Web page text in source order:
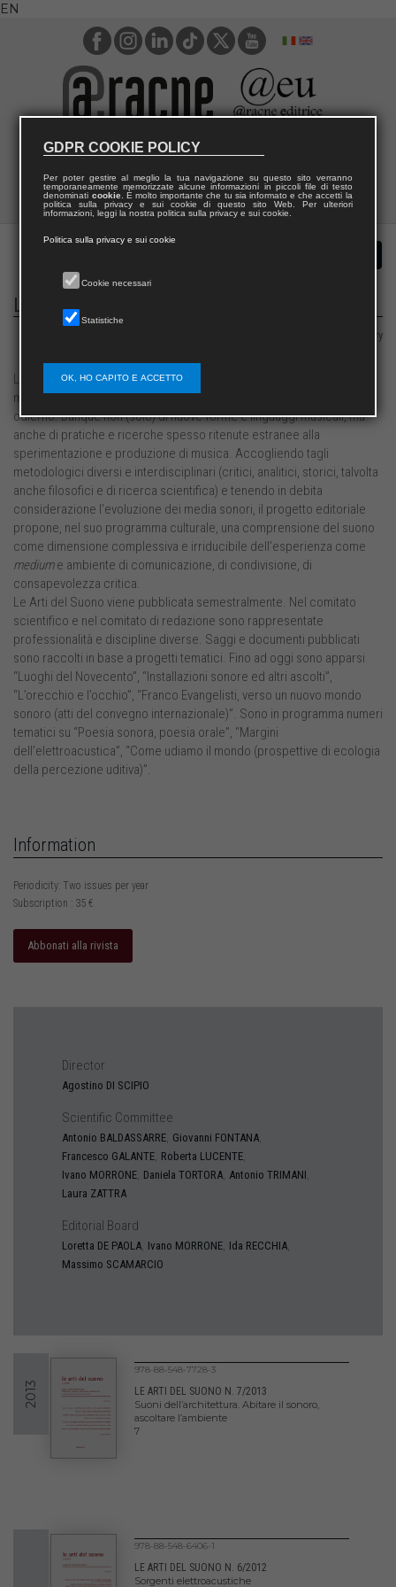
EN
Le Arti del Suono
Area 10 – Antiquities, philology, literary studies, art history
Le Arti del Suono è una rassegna di studi che si occupa delle
molteplici forme di elaborazione creativa dell’acusticità del mondo
odierno. Dunque non (solo) di nuove forme e linguaggi musicali, ma
anche di pratiche e ricerche spesso ritenute estranee alla
sperimentazione e produzione di musica. Accogliendo tagli
metodologici diversi e interdisciplinari (critici, analitici, storici, talvolta
anche filosofici e di ricerca scientifica) e tenendo in debita
considerazione l’evoluzione dei media sonori, il progetto editoriale
propone, nel suo programma culturale, una comprensione del suono
come dimensione complessiva e irriducibile dell’esperienza come
mediume ambiente di comunicazione, di condivisione, di
consapevolezza critica.
Le Arti del Suono viene pubblicata semestralmente. Nel comitato
scientifico e nel comitato di redazione sono rappresentate
professionalità e discipline diverse. Saggi e documenti pubblicati
sono raccolti in base a progetti tematici. Fino ad oggi sono apparsi
“Luoghi del Novecento”, “Installazioni sonore ed altri ascolti”,
“L’orecchio e l’occhio”, “Franco Evangelisti, verso un nuovo mondo
sonoro (atti del convegno internazionale)”. Sono in programma numeri
tematici su “Poesia sonora, poesia orale”, “Margini
dell’elettroacustica”, “Come udiamo il mondo (prospettive di ecologia
della percezione uditiva)”.
Information
Periodicity: Two issues per year
Subscription : 35 €
Abbonati alla rivista
Director
Agostino DI SCIPIO
Scientific Committee
Antonio BALDASSARRE, Giovanni FONTANA,
Francesco GALANTE, Roberta LUCENTE,
Ivano MORRONE, Daniela TORTORA, Antonio TRIMANI,
Laura ZATTRA
Editorial Board
Loretta DE PAOLA, Ivano MORRONE, Ida RECCHIA,
Massimo SCAMARCIO
2013
978-88-548-7728-3
LE ARTI DEL SUONO N. 7/2013
Suoni dell’architettura. Abitare il sonoro,
ascoltare l’ambiente
7
978-88-548-6406-1
LE ARTI DEL SUONO N. 6/2012
Sorgenti elettroacustiche
GDPR COOKIE POLICY
Per poter gestire al meglio la tua navigazione su questo sito verranno
temporaneamente memorizzate alcune informazioni in piccoli file di testo
denominati cookie. È molto importante che tu sia informato e che accetti la
politica sulla privacy e sui cookie di questo sito Web. Per ulteriori
informazioni, leggi la nostra politica sulla privacy e sui cookie.
Politica sulla privacy e sui cookie
Cookie necessari
Statistiche
OK, HO CAPITO E ACCETTO